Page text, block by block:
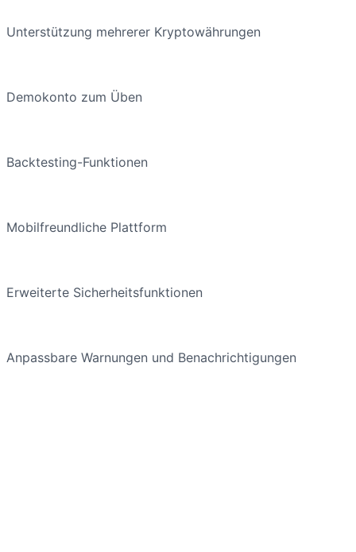
Unterstützung mehrerer Kryptowährungen
Demokonto zum Üben
Backtesting-Funktionen
Mobilfreundliche Plattform
Erweiterte Sicherheitsfunktionen
Anpassbare Warnungen und Benachrichtigungen